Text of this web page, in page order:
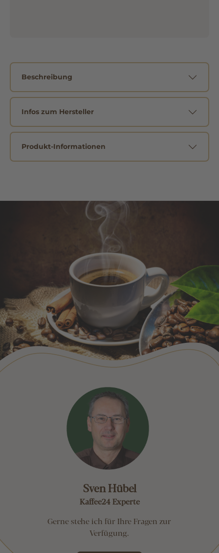
Beschreibung
Infos zum Hersteller
Produkt-Informationen
Sven Hübel
Kaffee24 Experte
Gerne stehe ich für Ihre Fragen zur
Verfügung.